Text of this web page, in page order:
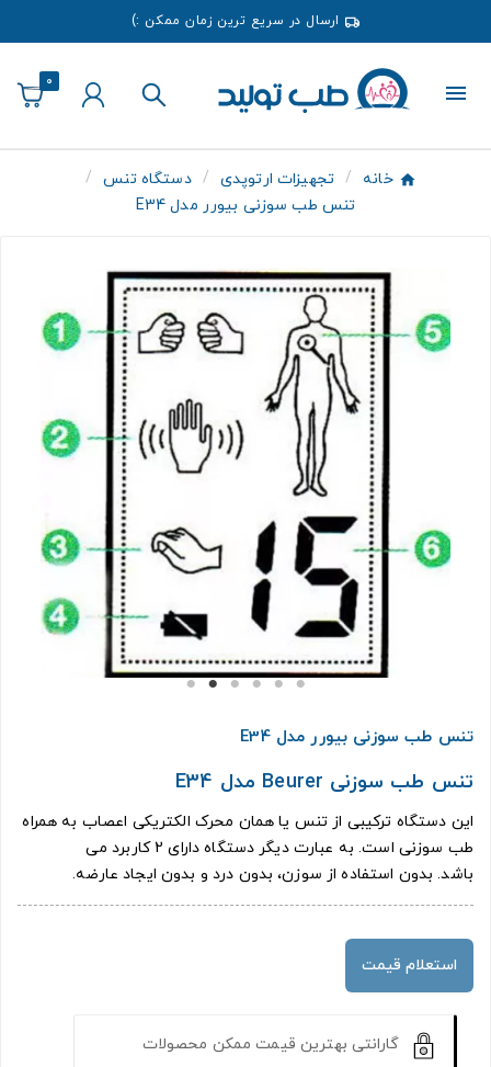
ارسال در سریع ترین زمان ممکن :)
0
خانه تجهیزات ارتوپدی
دستگاه تنس
تنس طب سوزنی بیورر مدل E34
تنس طب سوزنی بیورر مدل E34
تنس طب سوزنی Beurer مدل E34
این دستگاه ترکیبی از تنس یا همان محرک الکتریکی اعصاب به همراه
طب سوزنی است. به عبارت دیگر دستگاه دارای 2 کاربرد می
باشد. بدون استفاده از سوزن، بدون درد و بدون ایجاد عارضه.
استعلام قیمت
گارانتی بهترین قیمت ممکن محصولات